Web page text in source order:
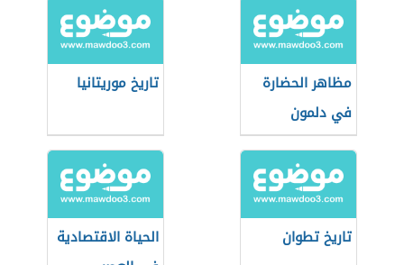
مظاهر الحضارة
في دلمون
تاريخ موريتانيا
تاريخ تطوان
الحياة الاقتصادية